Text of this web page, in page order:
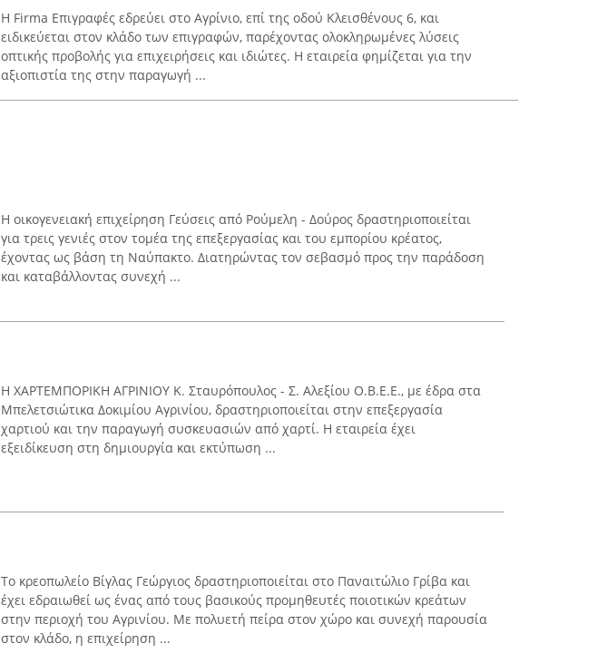
Η Firma Επιγραφές εδρεύει στο Αγρίνιο, επί της οδού Κλεισθένους 6, και
ειδικεύεται στον κλάδο των επιγραφών, παρέχοντας ολοκληρωμένες λύσεις
οπτικής προβολής για επιχειρήσεις και ιδιώτες. Η εταιρεία φημίζεται για την
αξιοπιστία της στην παραγωγή ...
Η οικογενειακή επιχείρηση Γεύσεις από Ρούμελη - Δούρος δραστηριοποιείται
για τρεις γενιές στον τομέα της επεξεργασίας και του εμπορίου κρέατος,
έχοντας ως βάση τη Ναύπακτο. Διατηρώντας τον σεβασμό προς την παράδοση
και καταβάλλοντας συνεχή ...
Η ΧΑΡΤΕΜΠΟΡΙΚΗ ΑΓΡΙΝΙΟΥ Κ. Σταυρόπουλος - Σ. Αλεξίου Ο.Β.Ε.Ε., με έδρα στα
Μπελετσιώτικα Δοκιμίου Αγρινίου, δραστηριοποιείται στην επεξεργασία
χαρτιού και την παραγωγή συσκευασιών από χαρτί. Η εταιρεία έχει
εξειδίκευση στη δημιουργία και εκτύπωση ...
Το κρεοπωλείο Βίγλας Γεώργιος δραστηριοποιείται στο Παναιτώλιο Γρίβα και
έχει εδραιωθεί ως ένας από τους βασικούς προμηθευτές ποιοτικών κρεάτων
στην περιοχή του Αγρινίου. Με πολυετή πείρα στον χώρο και συνεχή παρουσία
στον κλάδο, η επιχείρηση ...